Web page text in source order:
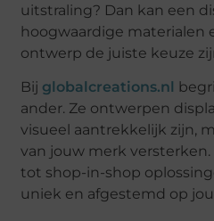
uitstraling? Dan kan een
hoogwaardige materialen
ontwerp de juiste keuze
Bij globalcreations.nl
ander. Ze ontwerpen
visueel aantrekkelijk zijn,
van jouw merk
tot shop-in-shop
uniek en afgestemd op